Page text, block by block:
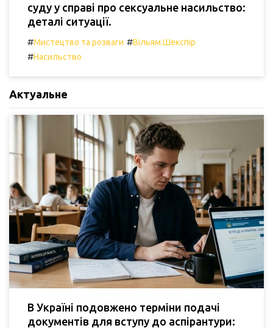
суду у справі про сексуальне насильство:
деталі ситуації.
#Мистецтво та розваги #Вільям Шекспір
#Насильство
Актуальне
В Україні подовжено терміни подачі
документів для вступу до аспірантури: